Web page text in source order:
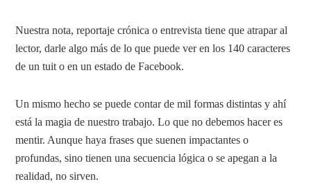
Nuestra nota, reportaje crónica o entrevista tiene que atrapar al
lector, darle algo más de lo que puede ver en los 140 caracteres
de un tuit o en un estado de Facebook.
Un mismo hecho se puede contar de mil formas distintas y ahí
está la magia de nuestro trabajo. Lo que no debemos hacer es
mentir. Aunque haya frases que suenen impactantes o
profundas, sino tienen una secuencia lógica o se apegan a la
realidad, no sirven.